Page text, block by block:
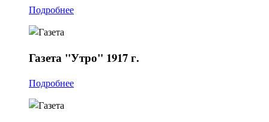
Подробнее
Газета "Утро" 1917 г.
Подробнее